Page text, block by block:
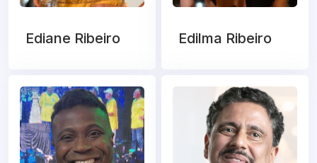
Ediane Ribeiro Edilma Ribeiro